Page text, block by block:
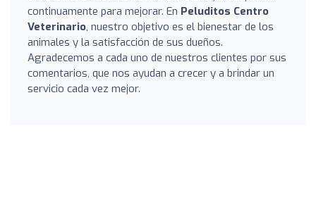
continuamente para mejorar. En Peluditos Centro
Veterinario, nuestro objetivo es el bienestar de los
animales y la satisfacción de sus dueños.
Agradecemos a cada uno de nuestros clientes por sus
comentarios, que nos ayudan a crecer y a brindar un
servicio cada vez mejor.